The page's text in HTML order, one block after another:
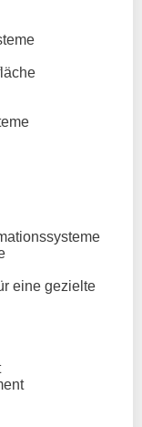
eine gezielte